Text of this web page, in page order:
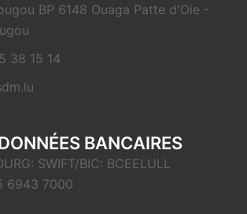
BP 6148 Ouaga Patte d'Oie -
38 15 14
BANCAIRES
SWIFT/BIC: BCEELULL
6943 7000